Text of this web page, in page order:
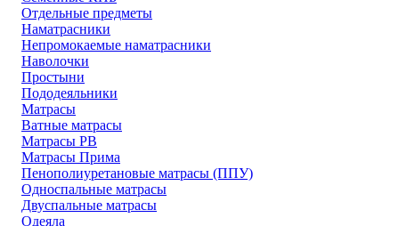
Отдельные предметы
Наматрасники
Непромокаемые наматрасники
Наволочки
Простыни
Пододеяльники
Матрасы
Ватные матрасы
Матрасы РВ
Матрасы Прима
Пенополиуретановые матрасы (ППУ)
Односпальные матрасы
Двуспальные матрасы
Одеяла